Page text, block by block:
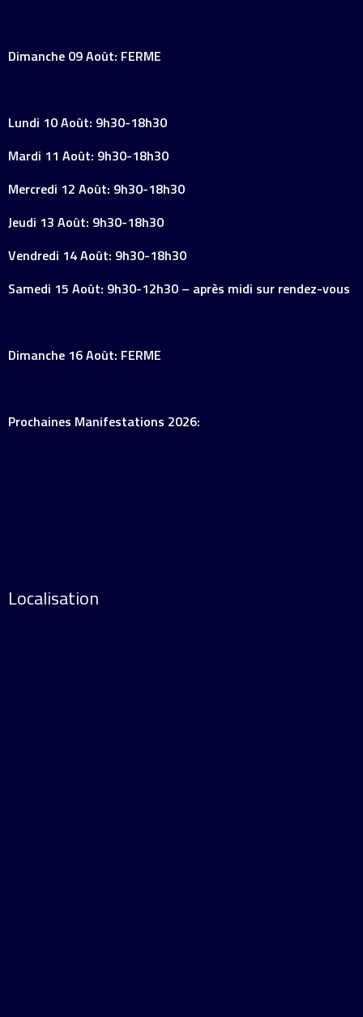
Dimanche 09 Août: FERME
Lundi 10 Août: 9h30-18h30
Mardi 11 Août: 9h30-18h30
Mercredi 12 Août: 9h30-18h30
Jeudi 13 Août: 9h30-18h30
Vendredi 14 Août: 9h30-18h30
Samedi 15 Août: 9h30-12h30 – après midi sur rendez-vous
Dimanche 16 Août: FERME
Prochaines Manifestations 2026:
Localisation